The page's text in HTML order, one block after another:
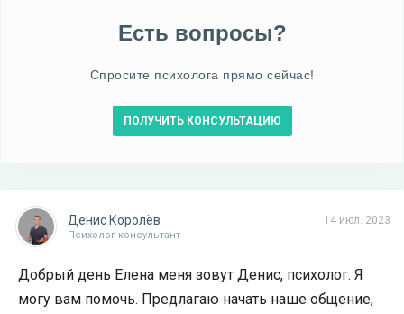
Есть вопросы?
Спросите психолога прямо сейчас!
ПОЛУЧИТЬ КОНСУЛЬТАЦИЮ
14 июл. 2023
Денис Королёв
Психолог-консультант
Добрый день Елена меня зовут Денис, психолог. Я
могу вам помочь. Предлагаю начать наше общение,